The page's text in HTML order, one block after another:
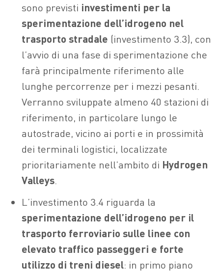
sono previsti investimenti per la
sperimentazione dell’idrogeno nel
trasporto stradale (investimento 3.3), con
l’avvio di una fase di sperimentazione che
farà principalmente riferimento alle
lunghe percorrenze per i mezzi pesanti.
Verranno sviluppate almeno 40 stazioni di
riferimento, in particolare lungo le
autostrade, vicino ai porti e in prossimità
dei terminali logistici, localizzate
prioritariamente nell’ambito di Hydrogen
Valleys.
L’investimento 3.4 riguarda la
sperimentazione dell’idrogeno per il
trasporto ferroviario sulle linee con
elevato traffico passeggeri e forte
utilizzo di treni diesel: in primo piano